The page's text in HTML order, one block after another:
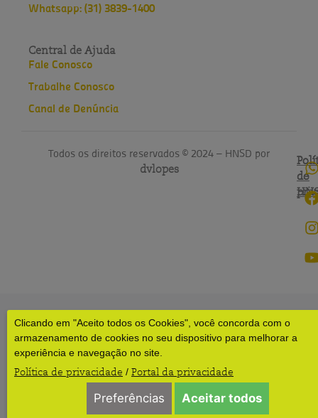
Clicando em "Aceito todos os Cookies", você concorda com o
armazenamento de cookies no seu dispositivo para melhorar a
experiência e navegação no site.
Política de privacidade / Portal da privacidade
Preferências Aceitar todos
Whatsapp: (31) 3839-1400
Central de Ajuda
Fale Conosco
Trabalhe Conosco
Canal de Denúncia
Todos os direitos reservados © 2024 – HNSD por
dvlopes
de
do